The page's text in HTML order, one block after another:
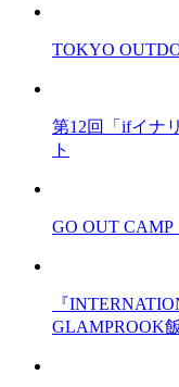
TOKYO
第12回「ifイナ
ト
GO OUT CAMP
『
GLAMPROOK